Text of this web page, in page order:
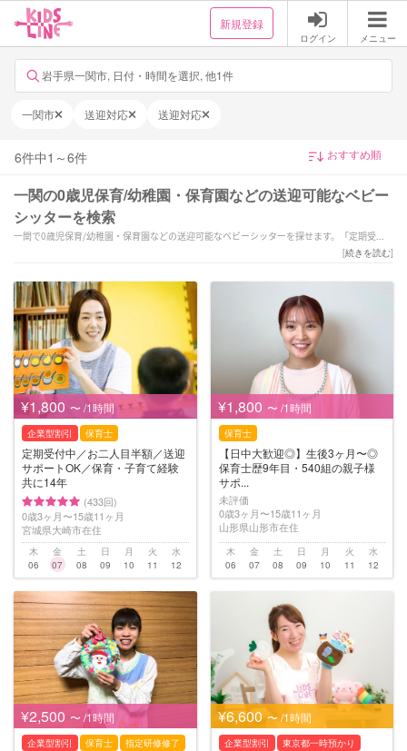
新規登録
ログイン メニュー
岩手県一関市, 日付・時間を選択, 他1件
一関市 送迎対応 送迎対応
6件中1 ～6件
一関の0歳児保育/幼稚園・保育園などの送迎可能なベビー
シッターを検索
一関で0歳児保育/幼稚園・保育園などの送迎可能なベビーシッターを探せます。「定期受付
中／お二人目半額／送迎サポートOK／保育・子育て経験共に14年」「夜間/土日祝対応
保育経験7年以上」などの強みを持つシッターが対応いたします。一関で様々なスキルを持っ
たサポーターの中から、ご予算や依頼内容に合わせて選んでいただけます。
[続きを読む]
¥1,800 〜 /1時間
企業型割引 保育士
定期受付中／お二人目半額／送迎
サポートOK／保育・子育て経験
共に14年
(433回)
0歳3ヶ月〜15歳11ヶ月
宮城県大崎市在住
木
06
金
07
土
08
日
09
月
10
火
11
水
12
¥1,800 〜 /1時間
保育士
【日中大歓迎◎】生後3ヶ月〜◎
保育士歴9年目・540組の親子様
サポ...
未評価
0歳3ヶ月〜15歳11ヶ月
山形県山形市在住
木
06
金
07
土
08
日
09
月
10
火
11
水
12
¥2,500 〜 /1時間
企業型割引 保育士 指定研修修了
¥6,600 〜 /1時間
企業型割引
東京都一時預かり